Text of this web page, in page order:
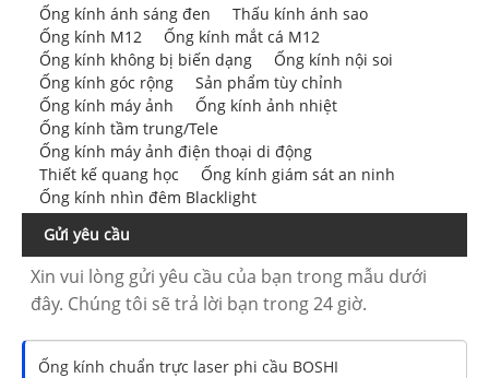
Ống kính ánh sáng đen
Thấu kính ánh sao
Ống kính M12
Ống kính mắt cá M12
Ống kính không bị biến dạng
Ống kính nội soi
Ống kính góc rộng
Sản phẩm tùy chỉnh
Ống kính máy ảnh
Ống kính ảnh nhiệt
Ống kính tầm trung/Tele
Ống kính máy ảnh điện thoại di động
Thiết kế quang học
Ống kính giám sát an ninh
Ống kính nhìn đêm Blacklight
Gửi yêu cầu
Xin vui lòng gửi yêu cầu của bạn trong mẫu dưới
đây. Chúng tôi sẽ trả lời bạn trong 24 giờ.